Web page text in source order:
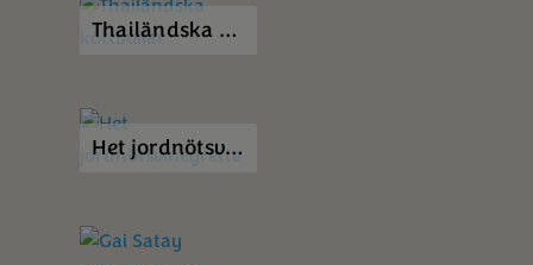
Thailändska köttbullar
Het jordnötsvinegrette